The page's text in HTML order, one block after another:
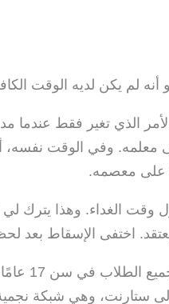
لم يكن لديه الوقت
الذي تغير فقط عندما مد
معلمه. وفي الوقت نفسه،
على معصمه.
وقت الغداء. وهذا يترك
اختفى الإسقاط بعد
كانت الساعة
ستارنت، وهي شبكة